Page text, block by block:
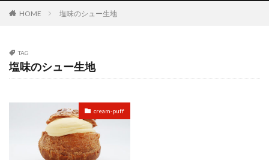
HOME 塩味のシュー生地
TAG
塩味のシュー生地
cream-puff